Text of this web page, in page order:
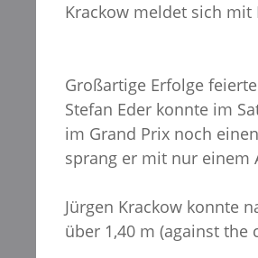
Krackow meldet sich mit
Großartige Erfolge
Stefan Eder konnte im
im Grand Prix noch
sprang er mit nur einem
Jürgen Krackow konnte
über 1,40 m (against the